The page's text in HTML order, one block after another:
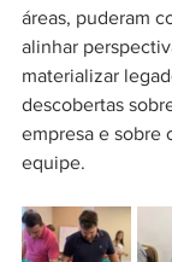
áreas, puderam
alinhar
materializar
descobertas
empresa e sobre
equipe.